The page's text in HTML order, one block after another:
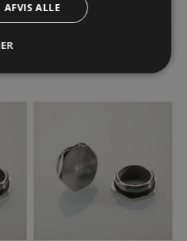
vej! Lager: 1 på lager
AFVIS ALLE